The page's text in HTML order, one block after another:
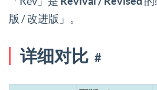
版 / 改进版」。
详细对比 #